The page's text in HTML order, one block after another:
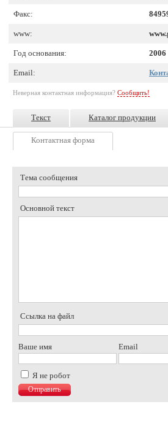
Факс:
www:
Год основания: 2006
Email:
Неверная контактная информация? Сообщить!
Текст Каталог продукции
Контактная форма
Тема сообщения
Основной текст
Ссылка на файл
Ваше имя Email
Я не робот